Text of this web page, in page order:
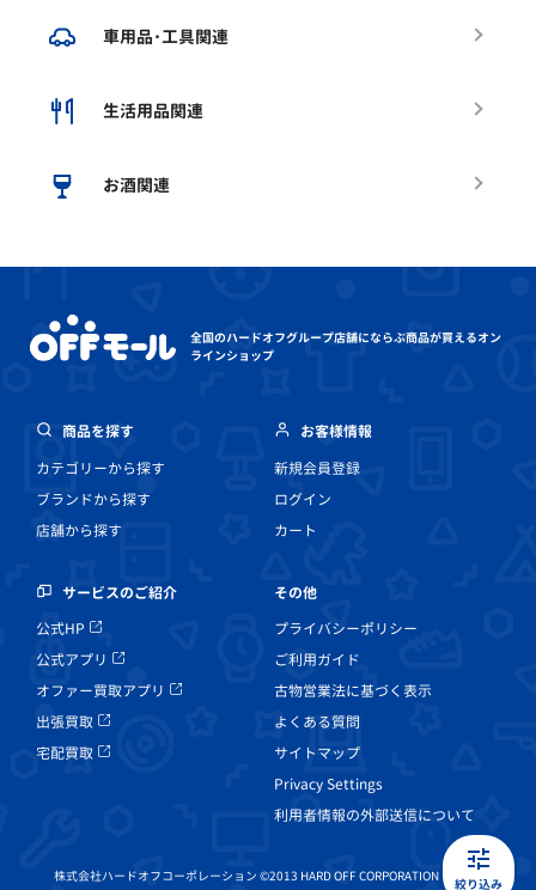
絞り込み
車用品･工具関連
生活用品関連
お酒関連
全国のハードオフグループ店舗にならぶ商品が買えるオン
ラインショップ
商品を探す
カテゴリーから探す
ブランドから探す
店舗から探す
お客様情報
新規会員登録
ログイン
カート
サービスのご紹介
公式HP
公式アプリ
オファー買取アプリ
出張買取
宅配買取
その他
プライバシーポリシー
ご利用ガイド
古物営業法に基づく表示
よくある質問
サイトマップ
Privacy Settings
利用者情報の外部送信について
株式会社ハードオフコーポレーション ©2013 HARD OFF CORPORATION Co, Ltd.